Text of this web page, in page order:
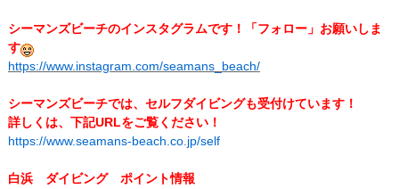
シーマンズビーチのインスタグラムです！「フォロー」お願いしま
す
https://www.instagram.com/seamans_beach/
シーマンズビーチでは、セルフダイビングも受付けています！
詳しくは、下記URLをご覧ください！
https://www.seamans-beach.co.jp/self
白浜 ダイビング ポイント情報